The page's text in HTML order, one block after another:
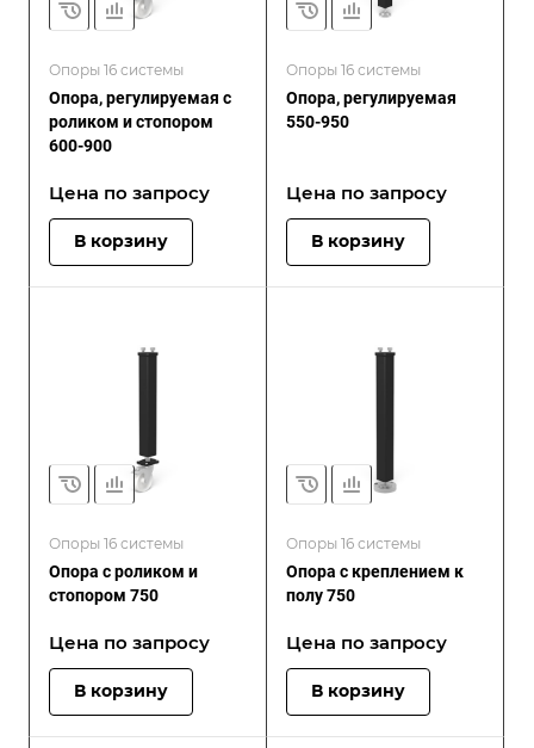
Опоры 16 системы
Опора, регулируемая с
роликом и стопором
600-900
Цена по запросу
В корзину
Опоры 16 системы
Опора, регулируемая
550-950
Цена по запросу
В корзину
Опоры 16 системы
Опора с роликом и
стопором 750
Цена по запросу
В корзину
Опоры 16 системы
Опора с креплением к
полу 750
Цена по запросу
В корзину